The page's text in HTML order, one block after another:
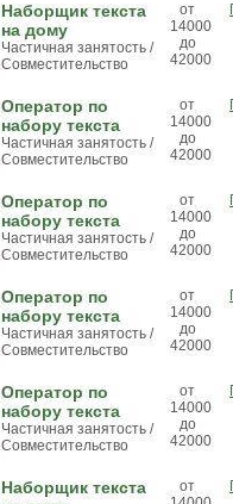
Наборщик текста
на дому
Частичная занятость /
Совместительство
от
14000
до
42000
Оператор по
набору текста
Частичная занятость /
Совместительство
от
14000
до
42000
Оператор по
набору текста
Частичная занятость /
Совместительство
от
14000
до
42000
Оператор по
набору текста
Частичная занятость /
Совместительство
от
14000
до
42000
Оператор по
набору текста
Частичная занятость /
Совместительство
от
14000
до
42000
Наборщик текста
от